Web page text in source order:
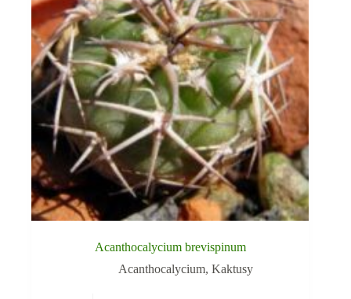
Acanthocalycium brevispinum
Acanthocalycium,Kaktusy